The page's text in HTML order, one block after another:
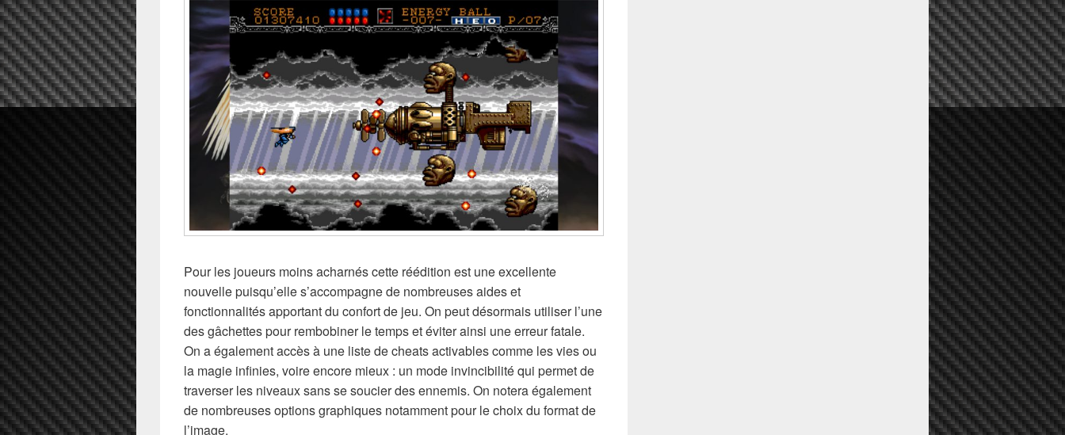
Pour les joueurs moins acharnés cette réédition est une excellente
nouvelle puisqu’elle s’accompagne de nombreuses aides et
fonctionnalités apportant du confort de jeu. On peut désormais utiliser l’une
des gâchettes pour rembobiner le temps et éviter ainsi une erreur fatale.
On a également accès à une liste de cheats activables comme les vies ou
la magie infinies, voire encore mieux : un mode invincibilité qui permet de
traverser les niveaux sans se soucier des ennemis. On notera également
de nombreuses options graphiques notamment pour le choix du format de
l’image.